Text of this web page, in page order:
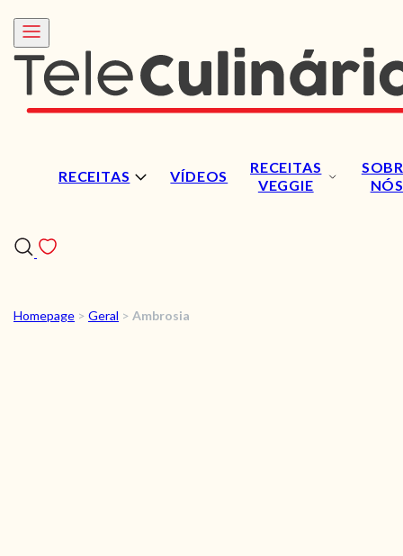
RECEITAS VÍDEOS
RECEITAS
VEGGIE
NÓS
RECEITAS
Homepage > Geral > Ambrosia